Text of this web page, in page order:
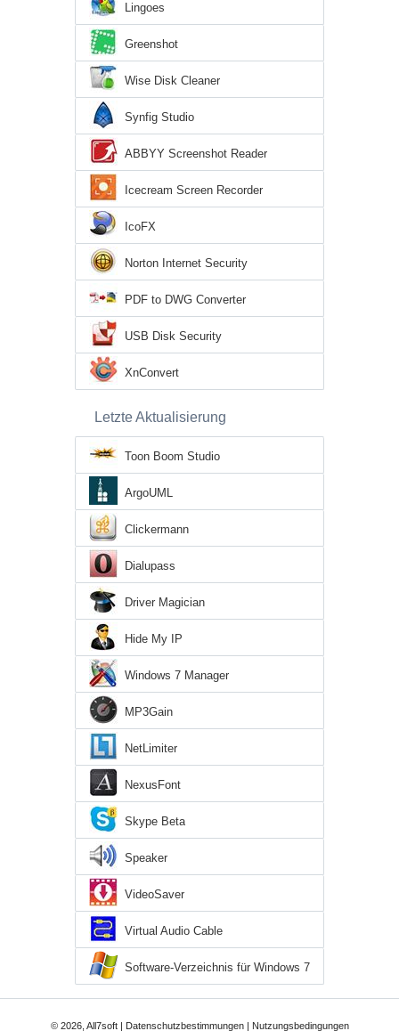
Lingoes
Greenshot
Wise Disk Cleaner
Synfig Studio
ABBYY Screenshot Reader
Icecream Screen Recorder
IcoFX
Norton Internet Security
PDF to DWG Converter
USB Disk Security
XnConvert
Letzte Aktualisierung
Toon Boom Studio
ArgoUML
Clickermann
Dialupass
Driver Magician
Hide My IP
Windows 7 Manager
MP3Gain
NetLimiter
NexusFont
Skype Beta
Speaker
VideoSaver
Virtual Audio Cable
Software-Verzeichnis für Windows 7
© 2026, All7soft | Datenschutzbestimmungen| Nutzungsbedingungen